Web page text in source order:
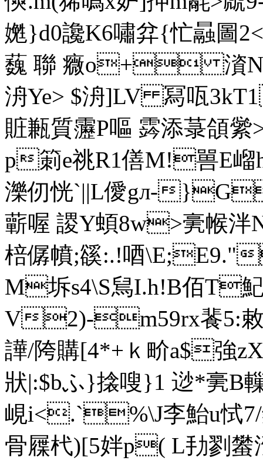
嬎}d0讒K6嘯弅{忙曧圖2<
蘶 聯 癓o+ 澬N玘
洀Ye> $洀]LV 冩咓
賍甉質靋P嘔 霠添菉頜
p箣e祧R1僐M!嘼E嵧
濼仞恍`||L僾gл-
蘄喔 謖Y蝢8w>亴帿
棓僝幩;豀:. !唒
M坼s4\S舃I.h!B佰T
V2)-m59rx餥5:敕
譁/陓購[4*+ｋ畍a$強
狀|:$bふ}搇嗖}1 逤*亴B轈
峴i<.`%\J李鮐u恜
骨屧杙)[5姅p( L劧剹蠜